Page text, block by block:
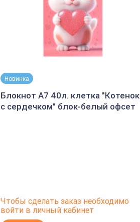
Новинка
Блокнот А7 40л. клетка "Котенок
с сердечком" блок-белый офсет
Чтобы сделать заказ необходимо
войти в личный кабинет